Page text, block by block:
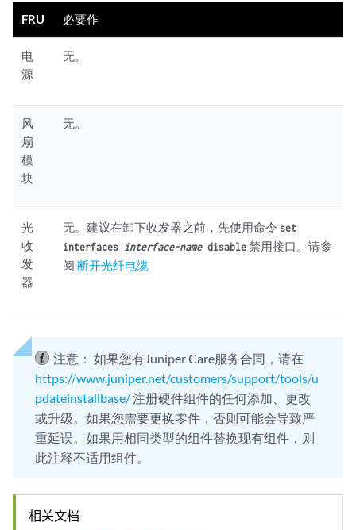
FRU 必要作
电
源
无。
风
扇
模
块
无。
光
收
发
器
无。建议在卸下收发器之前，先使用命令set
interfaces interface-namedisable禁用接口。请参
阅断开光纤电缆
注意： 如果您有Juniper Care服务合同，请在
https://www.juniper.net/customers/support/tools/u
pdateinstallbase/注册硬件组件的任何添加、更改
或升级。如果您需要更换零件，否则可能会导致严
重延误。如果用相同类型的组件替换现有组件，则
此注释不适用组件。
相关文档